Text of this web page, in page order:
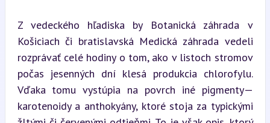
Z vedeckého hľadiska by Botanická záhrada v
Košiciach či bratislavská Medická záhrada vedeli
rozprávať celé hodiny o tom, ako v listoch stromov
počas jesenných dní klesá produkcia chlorofylu.
Vďaka tomu vystúpia na povrch iné pigmenty—
karotenoidy a anthokyány, ktoré stoja za typickými